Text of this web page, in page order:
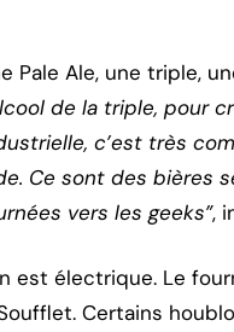
Ale, une triple,
de la triple, pour
c’est très
Ce sont des bières
vers les geeks”,
est électrique. Le
Certains